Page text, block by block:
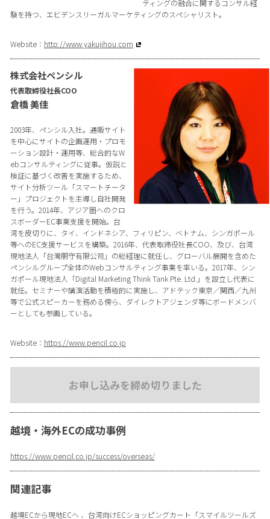
ティングの融合に関するコンサル経
験を持つ、エビデンスリーガルマーケティングのスペシャリスト。
Website： http://www.yakujihou.com
株式会社ペンシル
代表取締役社長COO
倉橋 美佳
2003年、ペンシル入社。通販サイト
を中心にサイトの企画運用・プロモ
ーション設計・運用等、総合的なW
ebコンサルティングに従事。仮説と
検証に基づく改善を実施するため、
サイト分析ツール「スマートチータ
ー」プロジェクトを主導し自社開発
を行う。2014年、アジア圏へのクロ
スボーダーEC事業支援を開始。台
湾を皮切りに、タイ、インドネシア、フィリピン、ベトナム、シンガポール
等へのEC支援サービスを構築。2016年、代表取締役社長COO、及び、台湾
現地法人「台灣朋守有限公司」の総経理に就任し、グローバル展開を含めた
ペンシルグループ全体のWebコンサルティング事業を率いる。2017年、シン
ガポール現地法人「Digital Marketing Think Tank Pte. Ltd.」を設立し代表に
就任。セミナーや講演活動を積極的に実施し、アドテック東京／関西／九州
等で公式スピーカーを務める傍ら、ダイレクトアジェンダ等にボードメンバ
ーとしても参画している。
Website： https://www.pencil.co.jp
お申し込みを締め切りました
越境・海外ECの成功事例
https://www.pencil.co.jp/success/overseas/
関連記事
越境ECから現地ECへ 、台湾向けECショッピングカート「スマイルツールズ